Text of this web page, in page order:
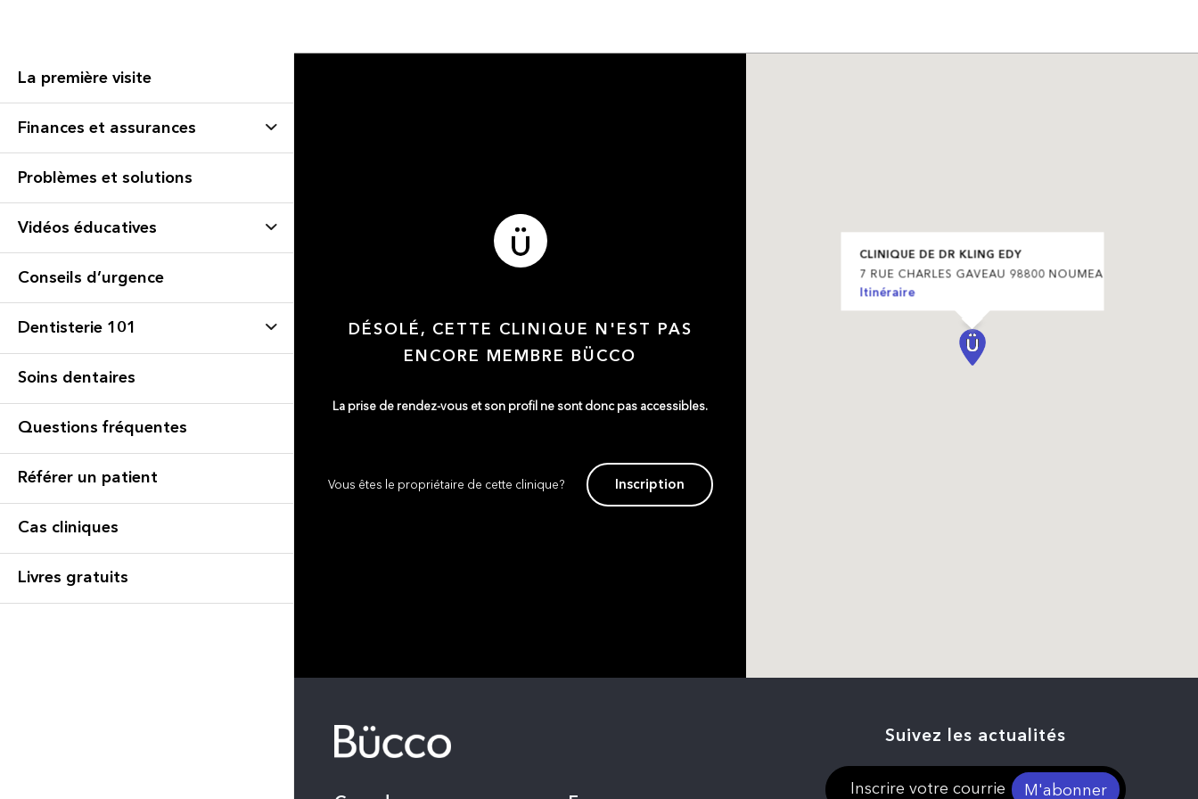
La première visite
Finances et assurances
Problèmes et solutions
Vidéos éducatives
Conseils d’urgence
Dentisterie 101
Soins dentaires
Questions fréquentes
Référer un patient
Cas cliniques
Livres gratuits
DÉSOLÉ, CETTE CLINIQUE N'EST PAS
ENCORE MEMBRE BÜCCO
La prise de rendez-vous et son profil ne sont donc pas accessibles.
Vous êtes le propriétaire de cette clinique? Inscription
CLINIQUE DE DR KLING EDY
7 RUE CHARLES GAVEAU 98800 NOUMEA
Itinéraire
Suivez les actualités
M'abonner